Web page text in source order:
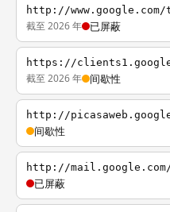
http://
截至 2026 年 已屏蔽
https://
截至 2026 年 间歇性
http://
间歇性
http://
已屏蔽